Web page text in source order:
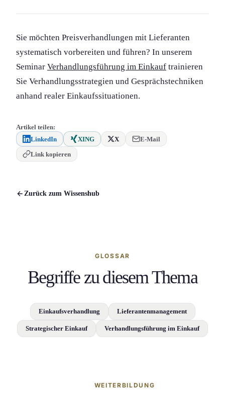
Sie möchten Preisverhandlung­en mit Lieferanten
systematisch vorbereiten und führen? In unserem
Seminar Verhandlungs­führung im Einkauf trainieren
Sie Verhandlungs­strategien und Gesprächs­techniken
anhand realer Einkaufssituation­en.
Artikel teilen:
LinkedIn
XING X
E-Mail
Link kopieren
Zurück zum Wissenshub
GLOSSAR
Begriffe zu diesem Thema
Einkaufsverhandlung Lieferantenmanagement
Strategischer Einkauf Verhandlungsführung im Einkauf
WEITERBILDUNG